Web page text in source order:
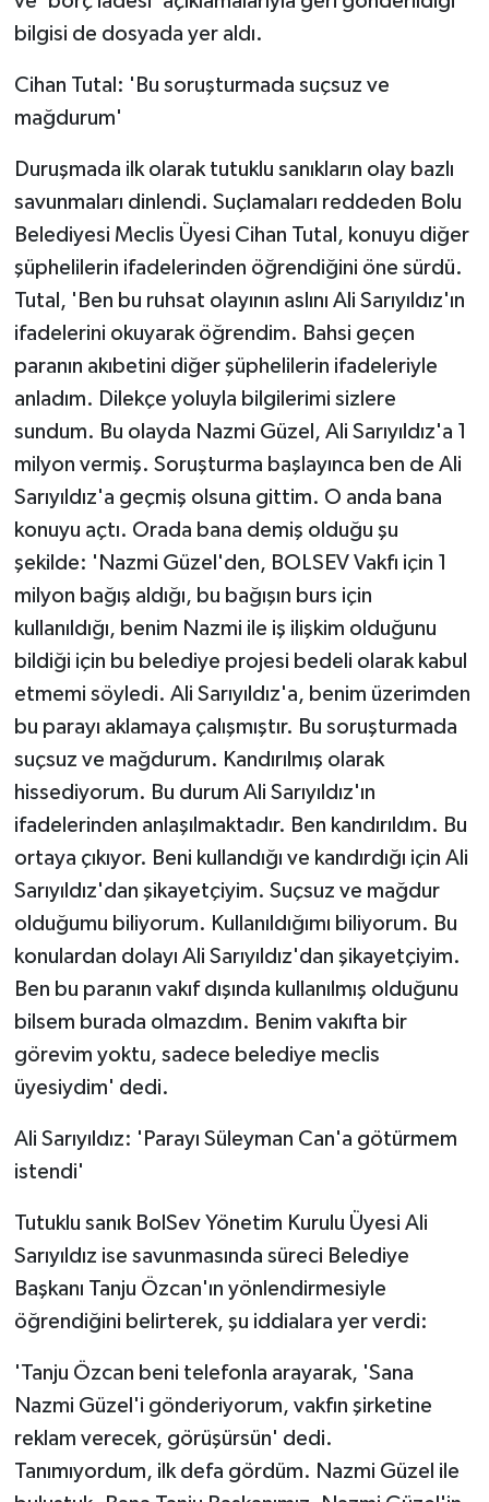
bilgisi de dosyada yer aldı.
Cihan Tutal: 'Bu soruşturmada suçsuz ve
mağdurum'
Duruşmada ilk olarak tutuklu sanıkların olay bazlı
savunmaları dinlendi. Suçlamaları reddeden Bolu
Belediyesi Meclis Üyesi Cihan Tutal, konuyu diğer
şüphelilerin ifadelerinden öğrendiğini öne sürdü.
Tutal, 'Ben bu ruhsat olayının aslını Ali Sarıyıldız'ın
ifadelerini okuyarak öğrendim. Bahsi geçen
paranın akıbetini diğer şüphelilerin ifadeleriyle
anladım. Dilekçe yoluyla bilgilerimi sizlere
sundum. Bu olayda Nazmi Güzel, Ali Sarıyıldız'a 1
milyon vermiş. Soruşturma başlayınca ben de Ali
Sarıyıldız'a geçmiş olsuna gittim. O anda bana
konuyu açtı. Orada bana demiş olduğu şu
şekilde: 'Nazmi Güzel'den, BOLSEV Vakfı için 1
milyon bağış aldığı, bu bağışın burs için
kullanıldığı, benim Nazmi ile iş ilişkim olduğunu
bildiği için bu belediye projesi bedeli olarak kabul
etmemi söyledi. Ali Sarıyıldız'a, benim üzerimden
bu parayı aklamaya çalışmıştır. Bu soruşturmada
suçsuz ve mağdurum. Kandırılmış olarak
hissediyorum. Bu durum Ali Sarıyıldız'ın
ifadelerinden anlaşılmaktadır. Ben kandırıldım. Bu
ortaya çıkıyor. Beni kullandığı ve kandırdığı için Ali
Sarıyıldız'dan şikayetçiyim. Suçsuz ve mağdur
olduğumu biliyorum. Kullanıldığımı biliyorum. Bu
konulardan dolayı Ali Sarıyıldız'dan şikayetçiyim.
Ben bu paranın vakıf dışında kullanılmış olduğunu
bilsem burada olmazdım. Benim vakıfta bir
görevim yoktu, sadece belediye meclis
üyesiydim' dedi.
Ali Sarıyıldız: 'Parayı Süleyman Can'a götürmem
istendi'
Tutuklu sanık BolSev Yönetim Kurulu Üyesi Ali
Sarıyıldız ise savunmasında süreci Belediye
Başkanı Tanju Özcan'ın yönlendirmesiyle
öğrendiğini belirterek, şu iddialara yer verdi:
'Tanju Özcan beni telefonla arayarak, 'Sana
Nazmi Güzel'i gönderiyorum, vakfın şirketine
reklam verecek, görüşürsün' dedi.
Tanımıyordum, ilk defa gördüm. Nazmi Güzel ile